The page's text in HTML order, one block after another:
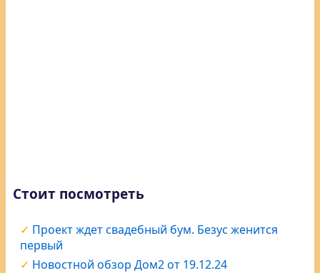
Стоит посмотреть
Проект ждет свадебный бум. Безус женится
первый
Новостной обзор Дом2 от 19.12.24